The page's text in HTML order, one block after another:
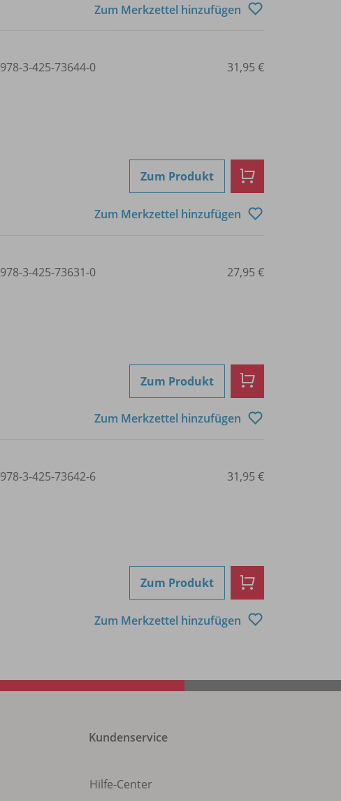
Zum Merkzettel hinzufügen
978-3-425-73644-0 31,95 €
Zum Produkt
Zum Merkzettel hinzufügen
978-3-425-73631-0 27,95 €
Zum Produkt
Zum Merkzettel hinzufügen
978-3-425-73642-6 31,95 €
Zum Produkt
Zum Merkzettel hinzufügen
Kundenservice
Hilfe-Center